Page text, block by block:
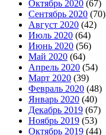
Октябрь 2020 (67)
Сентябрь 2020 (70)
Август 2020 (42)
Июль 2020 (64)
Июнь 2020 (56)
Май 2020 (64)
Апрель 2020 (54)
Март 2020 (39)
Февраль 2020 (48)
Январь 2020 (40)
Декабрь 2019 (67)
Ноябрь 2019 (53)
Октябрь 2019 (44)